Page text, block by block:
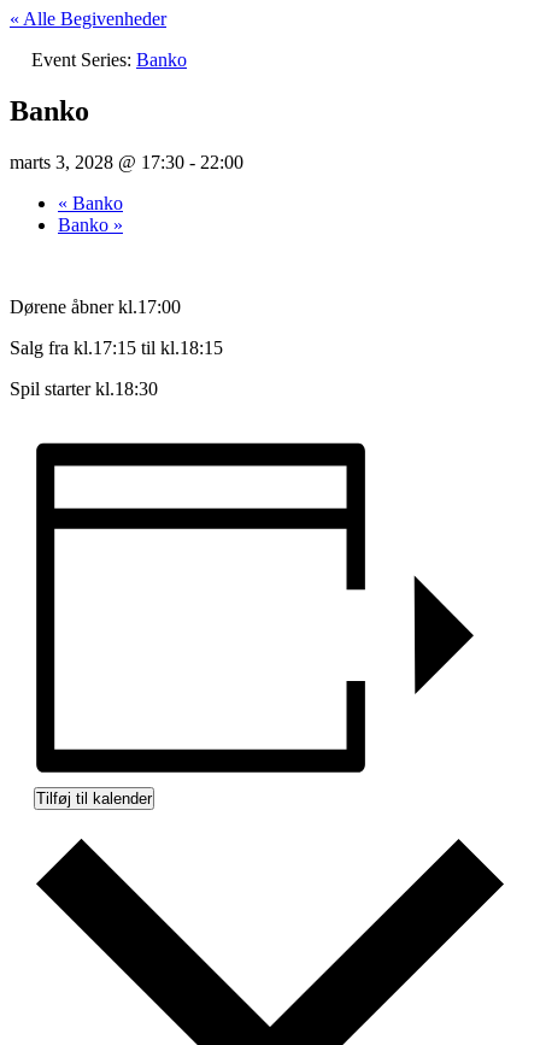
« Alle Begivenheder
Event Series: Banko
Banko
marts 3, 2028 @ 17:30 - 22:00
« Banko
Banko »
Dørene åbner kl.17:00
Salg fra kl.17:15 til kl.18:15
Spil starter kl.18:30
Tilføj til kalender